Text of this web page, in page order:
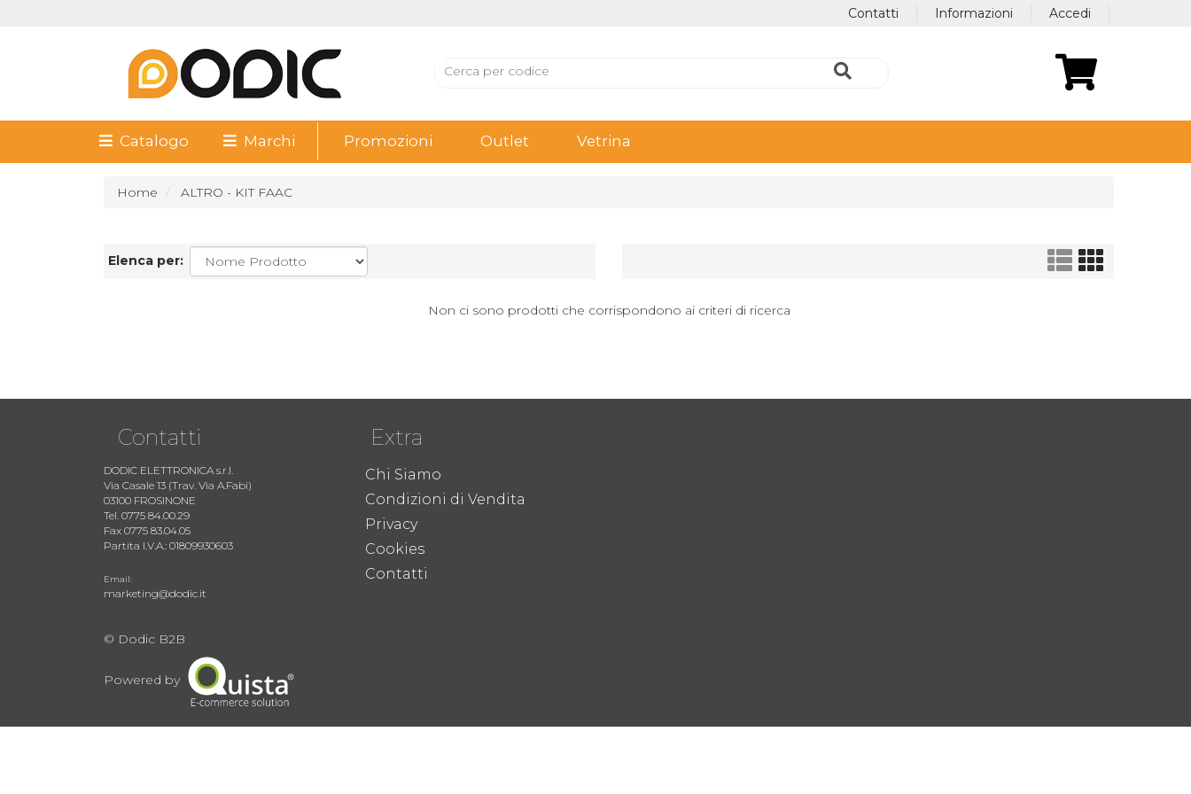
Accedi
Informazioni
Contatti
Catalogo Marchi Promozioni Outlet Vetrina
Home ALTRO - KIT FAAC
Elenca per:
Non ci sono prodotti che corrispondono ai criteri di ricerca
Contatti
DODIC ELETTRONICA s.r.l.
Via Casale 13 (Trav. Via A.Fabi)
03100 FROSINONE
Tel. 0775 84.00.29
Fax 0775 83.04.05
Partita I.V.A.: 01809930603
Email:
marketing@dodic.it
Extra
Chi Siamo
Condizioni di Vendita
Privacy
Cookies
Contatti
© Dodic B2B
Powered by